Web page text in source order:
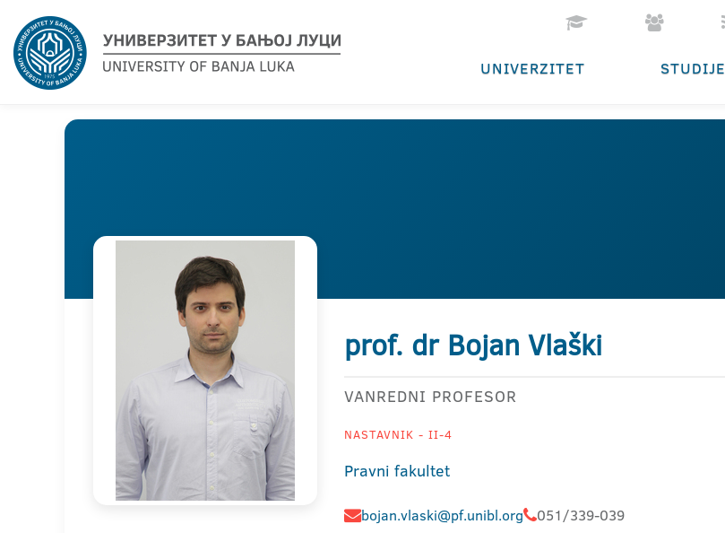
UNIVERZITET STUDIJE
prof. dr Bojan Vlaški
VANREDNI PROFESOR
NASTAVNIK - II-4
Pravni fakultet
bojan.vlaski@pf.unibl.org 051/339-039